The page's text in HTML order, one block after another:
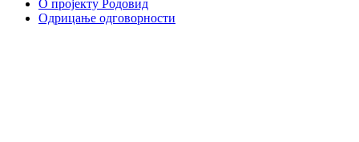
О пројекту Родовид
Одрицање одговорности